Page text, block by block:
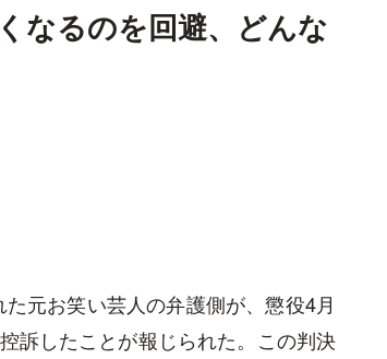
なるのを回避、どんな
元お笑い芸人の弁護側が、懲役4月
訴したことが報じられた。この判決